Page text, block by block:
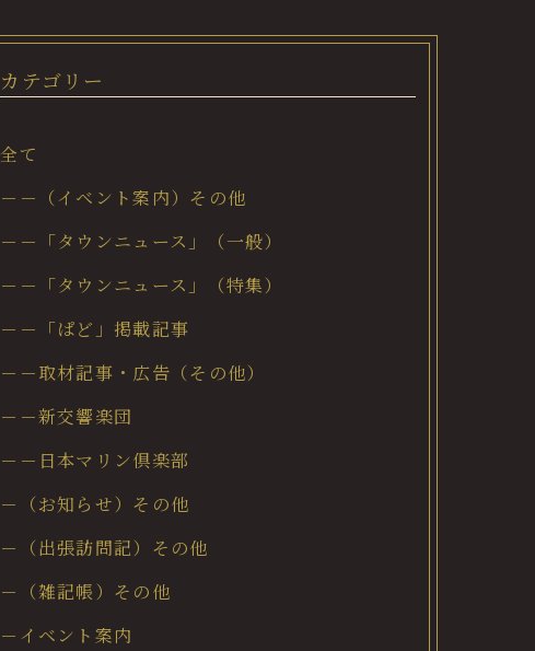
カテゴリー
全て
－－（イベント案内）その他
－－「タウンニュース」（一般）
－－「タウンニュース」（特集）
－－「ぱど」掲載記事
－－取材記事・広告（その他）
－－新交響楽団
－－日本マリン倶楽部
－（お知らせ）その他
－（出張訪問記）その他
－（雑記帳）その他
－イベント案内